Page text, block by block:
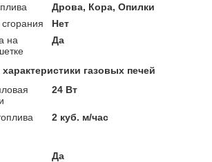
Дрова, Кора, Опилки
Нет
на
Да
газовых печей
24 Вт
2 куб. м/час
Да